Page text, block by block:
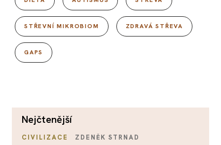
STŘEVNÍ MIKROBIOM ZDRAVÁ STŘEVA
GAPS
nejčtenější
CIVILIZACE ZDENĚK STRNAD